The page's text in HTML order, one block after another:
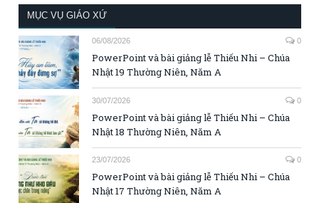
MỤC VỤ GIÁO XỨ
06/08/2026 0
PowerPoint và bài giảng lễ Thiếu Nhi – Chúa
Nhật 19 Thường Niên, Năm A
30/07/2026 0
PowerPoint và bài giảng lễ Thiếu Nhi – Chúa
Nhật 18 Thường Niên, Năm A
23/07/2026 0
PowerPoint và bài giảng lễ Thiếu Nhi – Chúa
Nhật 17 Thường Niên, Năm A